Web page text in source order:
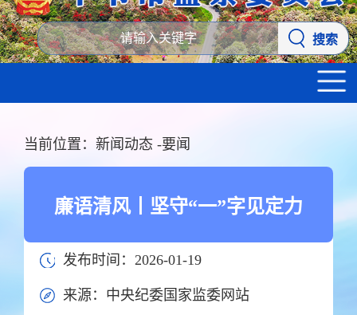
搜索
当前位置： 新闻动态 -要闻
廉语清风丨坚守“一”字见定力
发布时间：2026-01-19
来源：中央纪委国家监委网站